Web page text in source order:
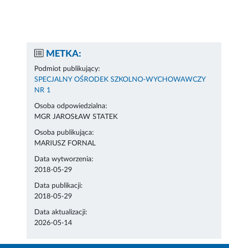
METKA:
Podmiot publikujący:
SPECJALNY OŚRODEK SZKOLNO-WYCHOWAWCZY
NR 1
Osoba odpowiedzialna:
MGR JAROSŁAW STATEK
Osoba publikująca:
MARIUSZ FORNAL
Data wytworzenia:
2018-05-29
Data publikacji:
2018-05-29
Data aktualizacji:
2026-05-14